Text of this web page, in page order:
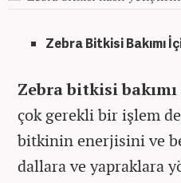
Zebra Bitkisi Bakımı
Zebra bitkisi bakımı
çok gerekli bir işlem
bitkinin enerjisini ve
dallara ve yapraklara